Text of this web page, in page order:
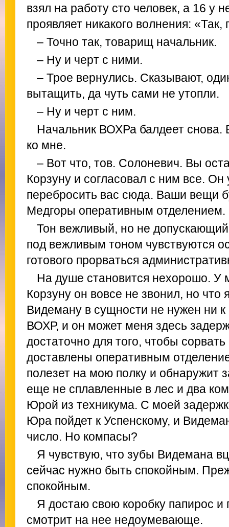
взял на работу сто человек, а 16 у
проявляет никакого волнения: «Так,
– Точно так, товарищ начальник.
– Ну и черт с ними.
– Трое вернулись. Сказывают,
вытащить, да чуть сами не утопли.
– Ну и черт с ним.
Начальник ВОХРа балдеет снова.
ко мне.
– Вот что, тов. Солоневич. Вы
Корзуну и согласовал с ним все.
перебросить вас сюда. Ваши вещи
Медгоры оперативным отделением.
Тон вежливый, но не
под вежливым тоном чувствуются
готового прорваться
На душе становится нехорошо. У
Корзуну он вовсе не звонил, но что
Видеману в сущности не нужен ни
ВОХР, и он может меня здесь
достаточно для того, чтобы
доставлены оперативным
полезет на мою полку и обнаружит
еще не сплавленные в лес и два
Юрой из техникума. С моей
Юра пойдет к Успенскому, и
число. Но компасы?
Я чувствую, что зубы Видемана
сейчас нужно быть спокойным.
спокойным.
Я достаю свою коробку папирос и
смотрит на нее недоумевающе.